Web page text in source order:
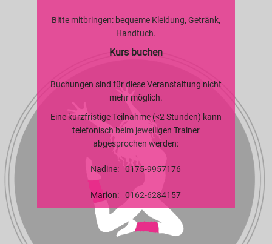
Bitte mitbringen: bequeme Kleidung, Getränk,
Handtuch.
Kurs buchen
Buchungen sind für diese Veranstaltung nicht
mehr möglich.
Eine kurzfristige Teilnahme (<2 Stunden) kann
telefonisch beim jeweiligen Trainer
abgesprochen werden:
Nadine: 0175-9957176
Marion: 0162-6284157